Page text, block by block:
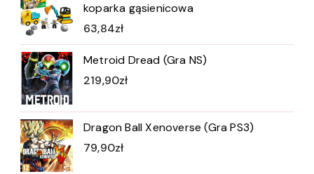
koparka gąsienicowa
63,84zł
Metroid Dread (Gra NS)
219,90zł
Dragon Ball Xenoverse (Gra PS3)
79,90zł